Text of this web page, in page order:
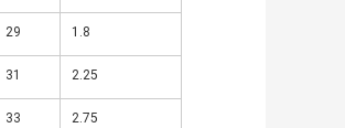
29 1.8
31 2.25
33 2.75